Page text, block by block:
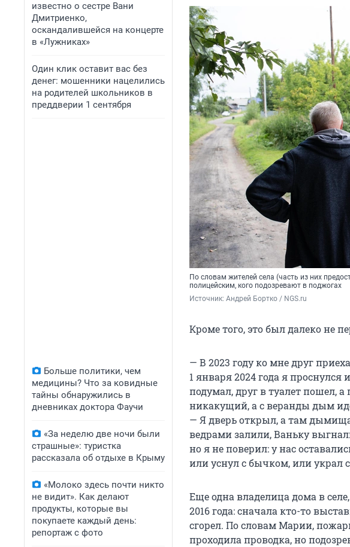
известно о сестре Вани
Дмитриенко,
оскандалившейся на концерте
в «Лужниках»
Один клик оставит вас без
денег: мошенники нацелились
на родителей школьников в
преддверии 1 сентября
Больше политики, чем
медицины? Что за ковидные
тайны обнаружились в
дневниках доктора Фаучи
«За неделю две ночи были
страшные»: туристка
рассказала об отдыхе в Крыму
«Молоко здесь почти никто
не видит». Как делают
продукты, которые вы
покупаете каждый день:
репортаж с фото
По словам жителей села (часть из них
полицейским, кого подозревают в поджогах
Источник: Андрей Бортко / NGS.ru
Кроме того, это был далеко не
— В 2023 году ко мне друг
1 января2024 года я проснулся
подумал, друг в туалет пошел,
никакущий, а с веранды дым
— Я дверь открыл, а там
ведрами залили, Ваньку
но я не поверил: у нас
или уснул с бычком, или украл
Еще одна владелица дома в
2016 года: сначала кто-то
сгорел. По словам Марии,
проходила проводка, но